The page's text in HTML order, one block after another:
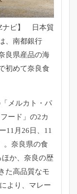
ナビ】 日本貿
、南都銀行
良県産品の海
初めて奈良食
メルカト・パ
ード」の2カ
11月26日、11
。奈良県の食
か、奈良の歴
た高品質なモ
より、マレー